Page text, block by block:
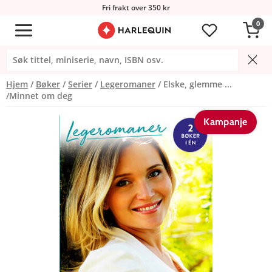
Fri frakt over 350 kr
0
Hjem Bøker Serier Legeromaner
Elske, glemme ...
/Minnet om deg
Kampanje